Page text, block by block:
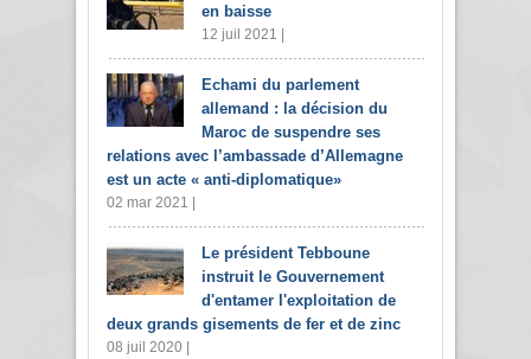
en baisse
12 juil 2021 |
Echami du parlement
allemand : la décision du
Maroc de suspendre ses
relations avec l’ambassade d’Allemagne
est un acte « anti-diplomatique»
02 mar 2021 |
Le président Tebboune
instruit le Gouvernement
d'entamer l'exploitation de
deux grands gisements de fer et de zinc
08 juil 2020 |